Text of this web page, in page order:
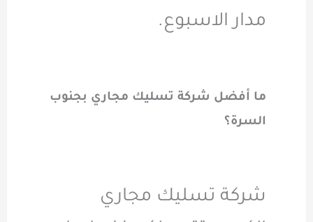
مدار الاسبوع.
ما أفضل شركة تسليك مجاري بجنوب
السرة؟
شركة تسليك مجاري